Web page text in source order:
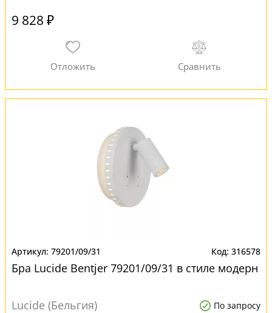
9 828 ₽
79201/09/31 316578
Бра Lucide Bentjer 79201/09/31 в стиле модерн
Lucide (Бельгия) По запросу